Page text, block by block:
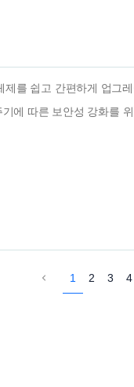
제를 쉽고 간편하게 업그
에 따른 보안성 강화를
1 2 3 4